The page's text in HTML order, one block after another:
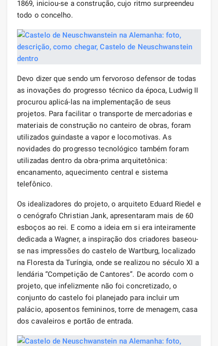
1869, iniciou-se a construção, cujo ritmo surpreendeu
todo o concelho.
Devo dizer que sendo um fervoroso defensor de todas
as inovações do progresso técnico da época, Ludwig II
procurou aplicá-las na implementação de seus
projetos. Para facilitar o transporte de mercadorias e
materiais de construção no canteiro de obras, foram
utilizados guindaste a vapor e locomotivas. As
novidades do progresso tecnológico também foram
utilizadas dentro da obra-prima arquitetônica:
encanamento, aquecimento central e sistema
telefônico.
Os idealizadores do projeto, o arquiteto Eduard Riedel e
o cenógrafo Christian Jank, apresentaram mais de 60
esboços ao rei. E como a ideia em si era inteiramente
dedicada a Wagner, a inspiração dos criadores baseou-
se nas impressões do castelo de Wartburg, localizado
na Floresta da Turíngia, onde se realizou no século XI a
lendária “Competição de Cantores”. De acordo com o
projeto, que infelizmente não foi concretizado, o
conjunto do castelo foi planejado para incluir um
palácio, aposentos femininos, torre de menagem, casa
dos cavaleiros e portão de entrada.